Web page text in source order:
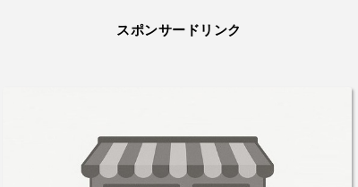
スポンサードリンク